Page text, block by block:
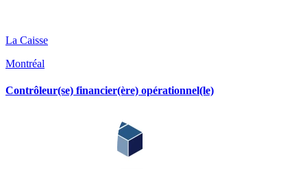
La Caisse
Montréal
Contrôleur(se) financier(ère) opérationnel(le)